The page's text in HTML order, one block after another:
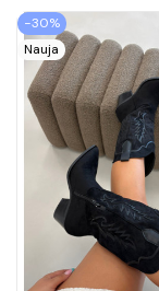
spalvos...
−30%
Nauja